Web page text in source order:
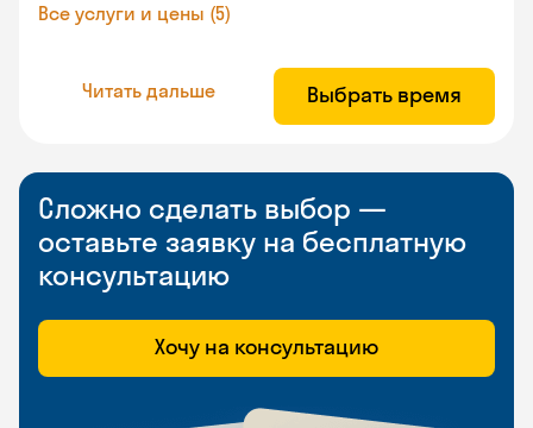
Все услуги и цены (5)
Читать дальше Выбрать время
Сложно сделать выбор —
оставьте заявку на бесплатную
консультацию
Хочу на консультацию